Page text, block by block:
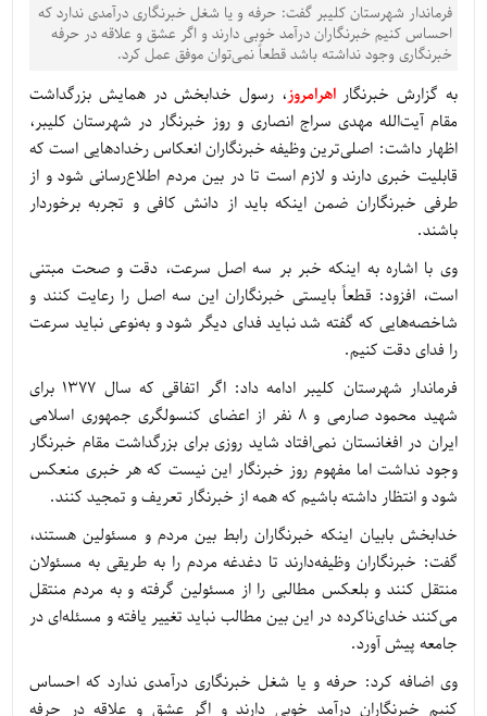
فرماندار شهرستان کلیبر گفت: حرفه و یا شغل خبرنگاری درآمدی ندارد که
احساس کنیم خبرنگاران درآمد خوبی دارند و اگر عشق و علاقه در حرفه
خبرنگاری وجود نداشته باشد قطعاً نمی‌توان موفق عمل کرد.
به گزارش خبرنگاراهرامروز، رسول خدابخش در همایش بزرگداشت
مقام آیت‌الله مهدی سراج انصاری و روز خبرنگار در شهرستان کلیبر،
اظهار داشت: اصلی‌ترین وظیفه خبرنگاران انعکاس رخدادهایی است که
قابلیت خبری دارند و لازم است تا در بین مردم اطلاع‌رسانی شود و از
طرفی خبرنگاران ضمن اینکه باید از دانش کافی و تجربه برخوردار
باشند.
وی با اشاره به اینکه خبر بر سه اصل سرعت، دقت و صحت مبتنی
است، افزود: قطعاً بایستی خبرنگاران این سه اصل را رعایت کنند و
شاخصه‌هایی که گفته شد نباید فدای دیگر شود و به‌نوعی نباید سرعت
را فدای دقت کنیم.
فرماندار شهرستان کلیبر ادامه داد: اگر اتفاقی که سال 1377 برای
شهید محمود صارمی و 8 نفر از اعضای کنسولگری جمهوری اسلامی
ایران در افغانستان نمی‌افتاد شاید روزی برای بزرگداشت مقام خبرنگار
وجود نداشت اما مفهوم روز خبرنگار این نیست که هر خبری منعکس
شود و انتظار داشته باشیم که همه از خبرنگار تعریف و تمجید کنند.
خدابخش بابیان اینکه خبرنگاران رابط بین مردم و مسئولین هستند،
گفت: خبرنگاران وظیفه‌دارند تا دغدغه مردم را به طریقی به مسئولان
منتقل کنند و بلعکس مطالبی را از مسئولین گرفته و به مردم منتقل
می‌کنند خدای‌ناکرده در این بین مطالب نباید تغییر یافته و مسئله‌ای در
جامعه پیش آورد.
وی اضافه کرد: حرفه و یا شغل خبرنگاری درآمدی ندارد که احساس
کنیم خبرنگاران درآمد خوبی دارند و اگر عشق و علاقه در حرفه